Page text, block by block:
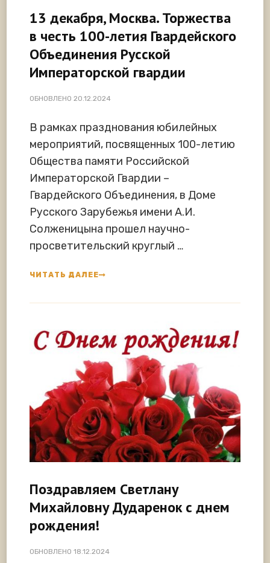
13 декабря, Москва. Торжества
в честь 100-летия Гвардейского
Объединения Русской
Императорской гвардии
ОБНОВЛЕНО 20.12.2024
В рамках празднования юбилейных
мероприятий, посвященных 100-летию
Общества памяти Российской
Императорской Гвардии –
Гвардейского Объединения, в Доме
Русского Зарубежья имени А.И.
Солженицына прошел научно-
просветительский круглый …
ЧИТАТЬ ДАЛЕЕ
Поздравляем Светлану
Михайловну Дударенок с днем
рождения!
ОБНОВЛЕНО 18.12.2024